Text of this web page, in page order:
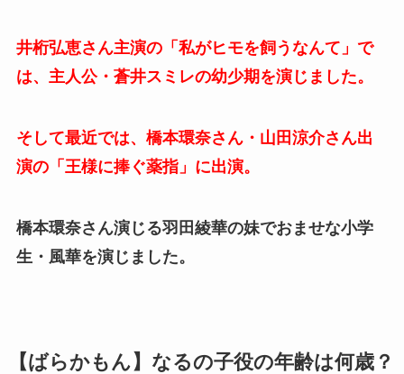
井桁弘恵さん主演の「私がヒモを飼うなんて」で
は、主人公・蒼井スミレの幼少期を演じました。
そして最近では、橋本環奈さん・山田涼介さん出
演の「王様に捧ぐ薬指」に出演。
橋本環奈さん演じる羽田綾華の妹でおませな小学
生・風華を演じました。
【ばらかもん】なるの子役の年齢は何歳？